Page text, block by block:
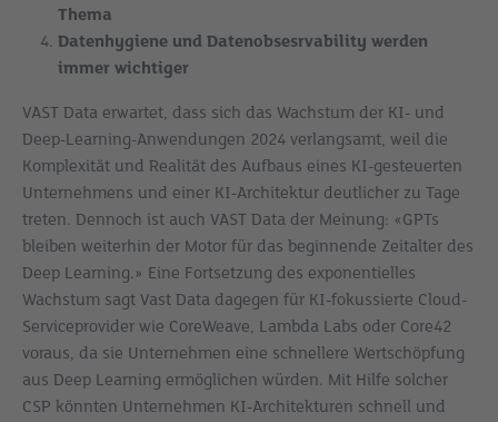
Thema
Datenhygiene und Datenobsesrvability werden
immer wichtiger
VAST Data erwartet, dass sich das Wachstum der KI- und
Deep-Learning-Anwendungen 2024 verlangsamt, weil die
Komplexität und Realität des Aufbaus eines KI-gesteuerten
Unternehmens und einer KI-Architektur deutlicher zu Tage
treten. Dennoch ist auch VAST Data der Meinung: «GPTs
bleiben weiterhin der Motor für das beginnende Zeitalter des
Deep Learning.» Eine Fortsetzung des exponentielles
Wachstum sagt Vast Data dagegen für KI-fokussierte Cloud-
Serviceprovider wie CoreWeave, Lambda Labs oder Core42
voraus, da sie Unternehmen eine schnellere Wertschöpfung
aus Deep Learning ermöglichen würden. Mit Hilfe solcher
CSP könnten Unternehmen KI-Architekturen schnell und